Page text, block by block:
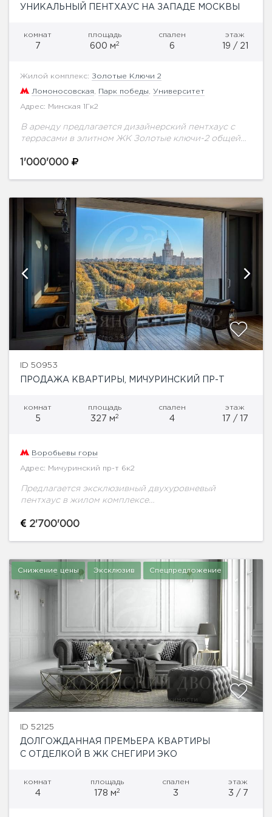
УНИКАЛЬНЫЙ ПЕНТХАУС НА ЗАПАДЕ МОСКВЫ
комнат
7
площадь
600 м2
спален
6
этаж
19 / 21
Жилой комплекс: Золотые Ключи 2
Ломоносовская Парк победы Университет
Адрес: Минская 1Гк2
В аренду предлагается дизайнерский пентхаус с
террасами в элитном ЖК Золотые ключи-2 общей
известных дизайнеров, вся техника от лучших...
1'000'000
ID 50953
ПРОДАЖА КВАРТИРЫ, МИЧУРИНСКИЙ ПР-Т
комнат
5
площадь
327 м2
спален
4
этаж
17 / 17
Воробьевы горы
Адрес: Мичуринский пр-т 6к2
Предлагается эксклюзивный двухуровневый
пентхаус в жилом комплексе
расположились - кухня-гостиная, просторный холл,
2'700'000
Снижение цены Эксклюзив Спецпредложение
ID 52125
ДОЛГОЖДАННАЯ ПРЕМЬЕРА КВАРТИРЫ
С ОТДЕЛКОЙ В ЖК СНЕГИРИ ЭКО
комнат
4
площадь
178 м2
спален
3
этаж
3 / 7